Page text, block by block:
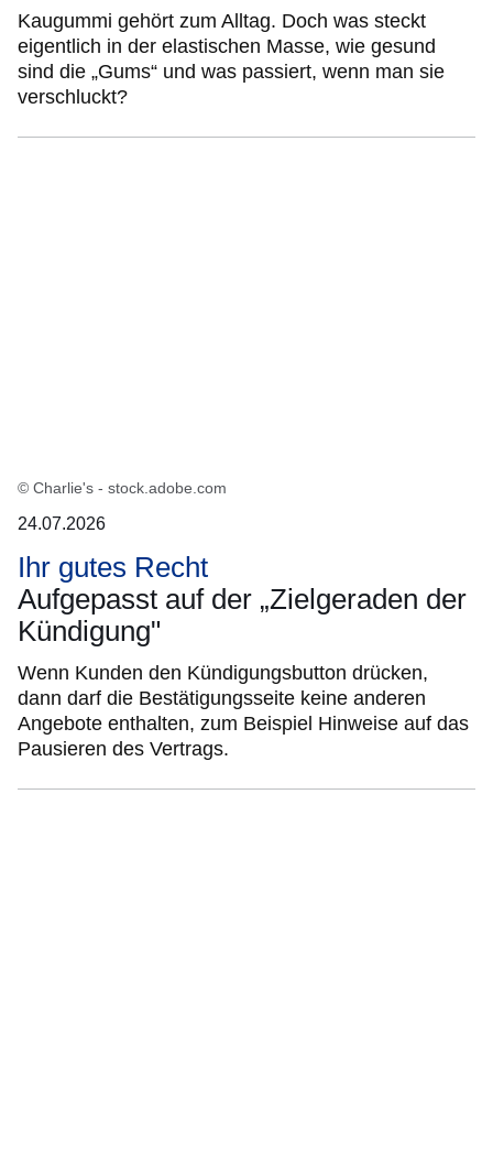
Kaugummi gehört zum Alltag. Doch was steckt
eigentlich in der elastischen Masse, wie gesund
sind die „Gums“ und was passiert, wenn man sie
verschluckt?
© Charlie's - stock.adobe.com
24.07.2026
Ihr gutes Recht
Aufgepasst auf der „Zielgeraden der
Kündigung"
Wenn Kunden den Kündigungsbutton drücken,
dann darf die Bestätigungsseite keine anderen
Angebote enthalten, zum Beispiel Hinweise auf das
Pausieren des Vertrags.